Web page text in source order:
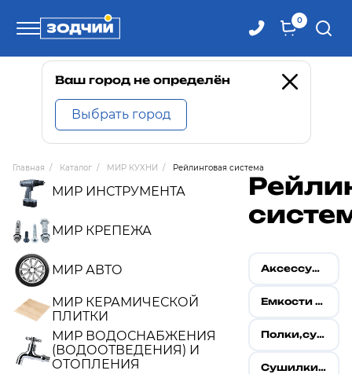
0
Телефоны
8 800 100-71-71
8 (4242) 30-00-27
8 (4242) 30-00-72
Ваш город не определён
Выбрать город
Главная / Каталог / МИР КУХНИ / Рейлинговая система
МИР ИНСТРУМЕНТА
МИР КРЕПЕЖА
МИР АВТО
МИР КЕРАМИЧЕСКОЙ
ПЛИТКИ
МИР ВОДОСНАБЖЕНИЯ
(ВОДООТВЕДЕНИЯ) И
ОТОПЛЕНИЯ
Аксессуары для рейлинговой системы
Емкости для приборов
Полки,сушилки
Сушилки и бутылочницы